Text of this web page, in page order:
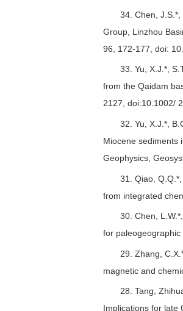
34. Chen,
Group, Linzhou
96, 172-177, doi:
33. Yu, X.J.*,
from the Qaidam
2127, doi:10.1002/
32. Yu, X.J.*,
Miocene sediments
Geophysics,
31. Qiao,
from integrated
30. Chen,
for
29. Zhang,
magnetic and
28. Tang,
Implications for late